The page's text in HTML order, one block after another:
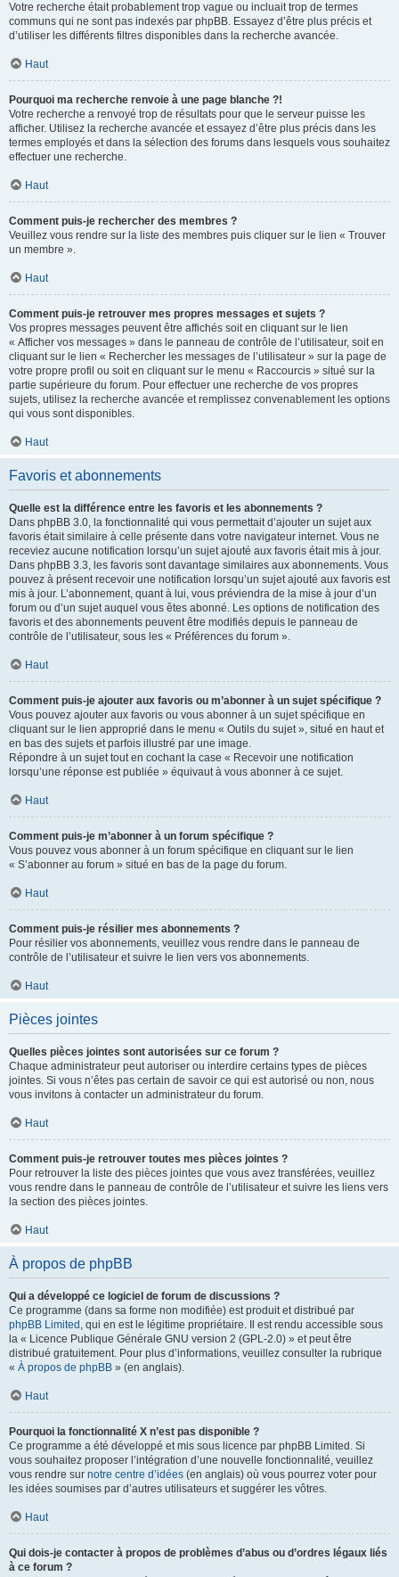
Votre recherche était probablement trop vague ou incluait trop de termes
communs qui ne sont pas indexés par phpBB. Essayez d’être plus précis et
d’utiliser les différents filtres disponibles dans la recherche avancée.
Haut
Pourquoi ma recherche renvoie à une page blanche ?!
Votre recherche a renvoyé trop de résultats pour que le serveur puisse les
afficher. Utilisez la recherche avancée et essayez d’être plus précis dans les
termes employés et dans la sélection des forums dans lesquels vous souhaitez
effectuer une recherche.
Haut
Comment puis-je rechercher des membres ?
Veuillez vous rendre sur la liste des membres puis cliquer sur le lien « Trouver
un membre ».
Haut
Comment puis-je retrouver mes propres messages et sujets ?
Vos propres messages peuvent être affichés soit en cliquant sur le lien
« Afficher vos messages » dans le panneau de contrôle de l’utilisateur, soit en
cliquant sur le lien « Rechercher les messages de l’utilisateur » sur la page de
votre propre profil ou soit en cliquant sur le menu « Raccourcis » situé sur la
partie supérieure du forum. Pour effectuer une recherche de vos propres
sujets, utilisez la recherche avancée et remplissez convenablement les options
qui vous sont disponibles.
Haut
Favoris et abonnements
Quelle est la différence entre les favoris et les abonnements ?
Dans phpBB 3.0, la fonctionnalité qui vous permettait d’ajouter un sujet aux
favoris était similaire à celle présente dans votre navigateur internet. Vous ne
receviez aucune notification lorsqu’un sujet ajouté aux favoris était mis à jour.
Dans phpBB 3.3, les favoris sont davantage similaires aux abonnements. Vous
pouvez à présent recevoir une notification lorsqu’un sujet ajouté aux favoris est
mis à jour. L’abonnement, quant à lui, vous préviendra de la mise à jour d’un
forum ou d’un sujet auquel vous êtes abonné. Les options de notification des
favoris et des abonnements peuvent être modifiés depuis le panneau de
contrôle de l’utilisateur, sous les « Préférences du forum ».
Haut
Comment puis-je ajouter aux favoris ou m’abonner à un sujet spécifique ?
Vous pouvez ajouter aux favoris ou vous abonner à un sujet spécifique en
cliquant sur le lien approprié dans le menu « Outils du sujet », situé en haut et
en bas des sujets et parfois illustré par une image.
Répondre à un sujet tout en cochant la case « Recevoir une notification
lorsqu’une réponse est publiée » équivaut à vous abonner à ce sujet.
Haut
Comment puis-je m’abonner à un forum spécifique ?
Vous pouvez vous abonner à un forum spécifique en cliquant sur le lien
« S’abonner au forum » situé en bas de la page du forum.
Haut
Comment puis-je résilier mes abonnements ?
Pour résilier vos abonnements, veuillez vous rendre dans le panneau de
contrôle de l’utilisateur et suivre le lien vers vos abonnements.
Haut
Pièces jointes
Quelles pièces jointes sont autorisées sur ce forum ?
Chaque administrateur peut autoriser ou interdire certains types de pièces
jointes. Si vous n’êtes pas certain de savoir ce qui est autorisé ou non, nous
vous invitons à contacter un administrateur du forum.
Haut
Comment puis-je retrouver toutes mes pièces jointes ?
Pour retrouver la liste des pièces jointes que vous avez transférées, veuillez
vous rendre dans le panneau de contrôle de l’utilisateur et suivre les liens vers
la section des pièces jointes.
Haut
À propos de phpBB
Qui a développé ce logiciel de forum de discussions ?
Ce programme (dans sa forme non modifiée) est produit et distribué par
phpBB Limited , qui en est le légitime propriétaire. Il est rendu accessible sous
la « Licence Publique Générale GNU version 2 (GPL-2.0) » et peut être
distribué gratuitement. Pour plus d’informations, veuillez consulter la rubrique
« À propos de phpBB » (en anglais).
Haut
Pourquoi la fonctionnalité X n’est pas disponible ?
Ce programme a été développé et mis sous licence par phpBB Limited. Si
vous souhaitez proposer l’intégration d’une nouvelle fonctionnalité, veuillez
vous rendre sur notre centre d’idées (en anglais) où vous pourrez voter pour
les idées soumises par d’autres utilisateurs et suggérer les vôtres.
Haut
Qui dois-je contacter à propos de problèmes d’abus ou d’ordres légaux liés
à ce forum ?